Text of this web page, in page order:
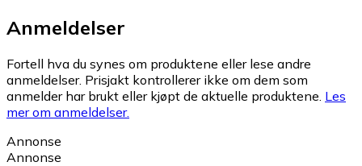
Anmeldelser
Fortell hva du synes om produktene eller lese andre
anmeldelser. Prisjakt kontrollerer ikke om dem som
anmelder har brukt eller kjøpt de aktuelle produktene. Les
mer om anmeldelser.
Annonse
Annonse